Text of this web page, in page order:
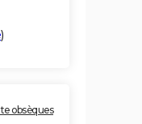
)
obsèques